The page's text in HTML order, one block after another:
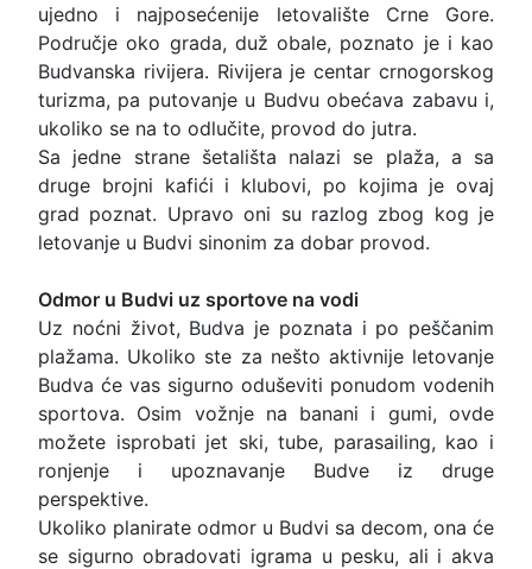
ujedno i najposećenije letovalište Crne Gore.
Područje oko grada, duž obale, poznato je i kao
Budvanska rivijera. Rivijera je centar crnogorskog
turizma, pa putovanje u Budvu obećava zabavu i,
ukoliko se na to odlučite, provod do jutra.
Sa jedne strane šetališta nalazi se plaža, a sa
druge brojni kafići i klubovi, po kojima je ovaj
grad poznat. Upravo oni su razlog zbog kog je
letovanje u Budvi sinonim za dobar provod.
Odmor u Budvi uz sportove na vodi
Uz noćni život, Budva je poznata i po peščanim
plažama. Ukoliko ste za nešto aktivnije letovanje
Budva će vas sigurno oduševiti ponudom vodenih
sportova. Osim vožnje na banani i gumi, ovde
možete isprobati jet ski, tube, parasailing, kao i
ronjenje i upoznavanje Budve iz druge
perspektive.
Ukoliko planirate odmor u Budvi sa decom, ona će
se sigurno obradovati igrama u pesku, ali i akva